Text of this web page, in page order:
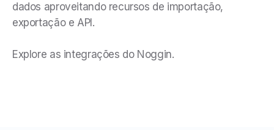
dados aproveitando recursos de importação,
exportação e API.
Explore as integrações do Noggin.